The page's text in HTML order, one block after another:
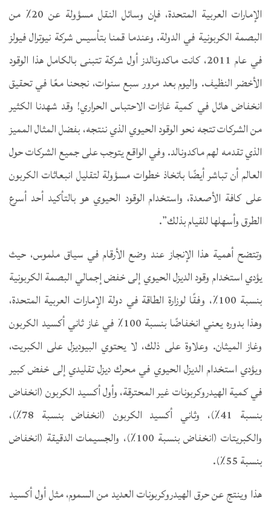
الإمارات العربية المتحدة، فإن وسائل النقل مسؤولة عن 20٪ من
البصمة الكربونية في الدولة. وعندما قمنا بتأسيس شركة نيوترال فيولز
في عام 2011، كانت ماكدونالدز أول شركة تتبنى بالكامل هذا الوقود
الأخضر النظيف. واليوم بعد مرور سبع سنوات، نجحنا معًا في تحقيق
انخفاض هائل في كمية غازات الاحتباس الحراري! وقد شهدنا الكثير
من الشركات تتجه نحو الوقود الحيوي الذي ننتجه، بفضل المثال المميز
الذي تقدمه لهم ماكدونالد. وفي الواقع يتوجب على جميع الشركات حول
العالم أن تباشر أيضًا باتخاذ خطوات مسؤولة لتقليل انبعاثات الكربون
على كافة الأصعدة، واستخدام الوقود الحيوي هو بالتأكيد أحد أسرع
الطرق وأسهلها للقيام بذلك”.
وتتضح أهمية هذا الإنجاز عند وضع الأرقام في سياق ملموس، حيث
يؤدي استخدام وقود الديزل الحيوي إلى خفض إجمالي البصمة الكربونية
بنسبة 100٪، وفقًا لوزارة الطاقة في دولة الإمارات العربية المتحدة،
وهذا بدوره يعني انخفاضًا بنسبة 100٪ في غاز ثاني أكسيد الكربون
وغاز الميثان. وعلاوة على ذلك، لا يحتوي البيوديزل على الكبريت،
ويؤدي استخدام الديزل الحيوي في محرك ديزل تقليدي إلى خفض كبير
في كمية الهيدروكربونات غير المحترقة، وأول أكسيد الكربون (انخفاض
بنسبة 41٪)، وثاني أكسيد الكربون (انخفاض بنسبة 78٪)،
والكبريتات (انخفاض بنسبة 100٪)، والجسيمات الدقيقة (انخفاض
بنسبة 55٪).
هذا وينتج عن حرق الهيدروكربونات العديد من السموم، مثل أول أكسيد